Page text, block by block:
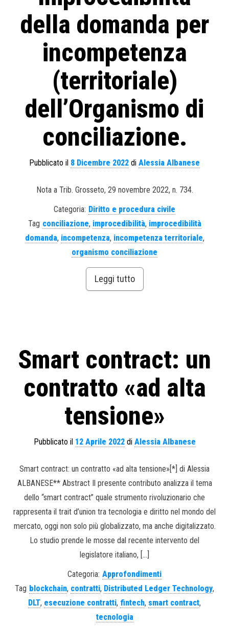
della domanda per
incompetenza
(territoriale)
dell’Organismo di
conciliazione.
Pubblicato il 8 Dicembre 2022 di Alessia Albanese
Nota a Trib. Grosseto, 29 novembre 2022, n. 734.
Categoria: Diritto e procedura civile
Tag conciliazione, improcedibilità, improcedibilità
domanda, incompetenza, incompetenza territoriale,
organismo conciliazione
Leggi tutto
Smart contract: un
contratto «ad alta
tensione»
Pubblicato il 12 Aprile 2022di Alessia Albanese
Smart contract: un contratto «ad alta tensione»[*] di Alessia
ALBANESE** Abstract Il presente contributo analizza il tema
dello “smart contract” quale strumento rivoluzionario che
rappresenta il trait d’union tra tecnologia e diritto nel mondo del
mercato, oggi non solo più globalizzato, ma anche digitalizzato.
Lo studio prende le mosse dal recente intervento del
legislatore italiano, […]
Categoria: Approfondimenti
Tag blockchain, contratti, Distributed Ledger Technology,
DLT, esecuzione contratti, fintech, smart contract,
tecnologia